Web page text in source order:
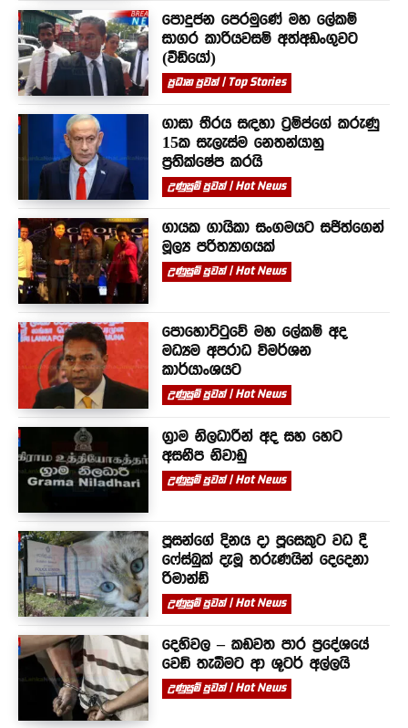
පොදුජන පෙරමුණේ මහ ලේකම්
සාගර කාරියවසම් අත්අඩංගුවට
(වීඩියෝ)
ප්‍රධාන පුවත් | Top Stories
ගාසා තීරය සඳහා ට්‍රම්ප්ගේ කරුණු
15ක සැලැස්ම නෙතන්යාහු
ප්‍රතික්ෂේප කරයි
උණුසුම් පුවත් | Hot News
ගායක ගායිකා සංගමයට සජිත්ගෙන්
මූල්‍ය පරිත්‍යාගයක්
උණුසුම් පුවත් | Hot News
පොහොට්ටුවේ මහ ලේකම් අද
මධ්‍යම අපරාධ විමර්ශන
කාර්යාංශයට
උණුසුම් පුවත් | Hot News
ග්‍රාම නිලධාරීන් අද සහ හෙට
අසනීප නිවාඩු
උණුසුම් පුවත් | Hot News
පූසන්ගේ දිනය දා පූසෙකුට වධ දී
ෆේස්බුක් දැමූ තරුණයින් දෙදෙනා
රිමාන්ඩ්
උණුසුම් පුවත් | Hot News
දෙහිවල – කඩවත පාර ප්‍රදේශයේ
වෙඩි තැබීමට ආ ශූටර් අල්ලයි
උණුසුම් පුවත් | Hot News